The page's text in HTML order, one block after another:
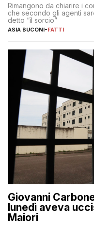
Rimangono da chiarire i
che secondo gli agenti
detto “il sorcio”
ASIA BUCONI-FATTI
Giovanni
lunedì aveva
Maiori